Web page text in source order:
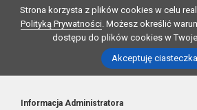
Strona korzysta z plików cookies w celu
Polityką Prywatności. Możesz określić
dostępu do plików cookies w
Akceptuję ciasteczka
Informacja Administratora